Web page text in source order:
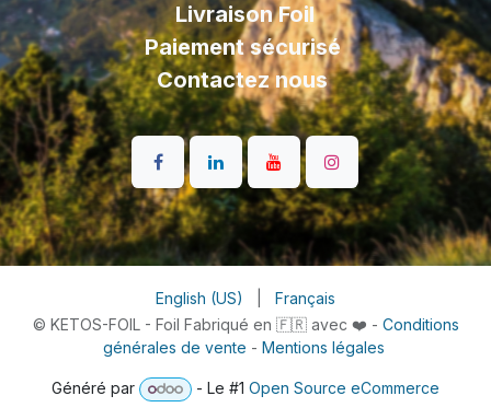
LivraisonFoil
Paiement sécurisé
Contactez nous
© KETOS-FOIL - Foil Fabriqué en 🇫🇷 avec ❤️ - Conditions
générales de vente - Mentions légales
English (US) Français
Généré par - Le #1Open Source eCommerce